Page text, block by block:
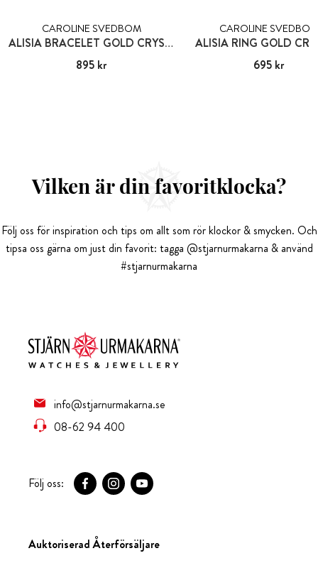
CAROLINE SVEDBOM
ALISIA BRACELET GOLD CRYSTAL
Pris:895 kr
895 kr
CAROLINE SVEDBOM
ALISIA RING GOLD
Pris:695 kr
695 kr
Vilken är din favoritklocka?
Följ oss för inspiration och tips om allt som rör klockor & smycken. Och
tipsa oss gärna om just din favorit: tagga @stjarnurmakarna & använd
#stjarnurmakarna
info@stjarnurmakarna.se
08-62 94 400
Följ oss:
Auktoriserad Återförsäljare